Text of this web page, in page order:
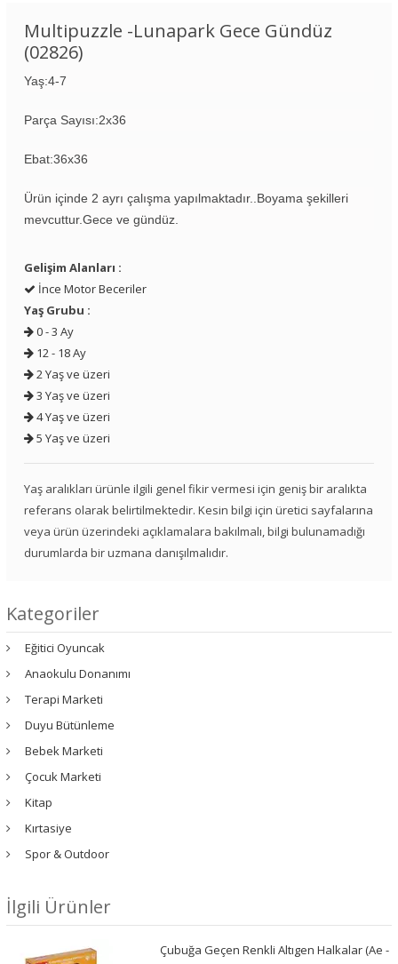
Multipuzzle -Lunapark Gece Gündüz
(02826)
Yaş:4-7
Parça Sayısı:2x36
Ebat:36x36
Ürün içinde 2 ayrı çalışma yapılmaktadır..Boyama şekilleri
mevcuttur.Gece ve gündüz.
Gelişim Alanları :
İnce Motor Beceriler
Yaş Grubu :
0 - 3 Ay
12 - 18 Ay
2 Yaş ve üzeri
3 Yaş ve üzeri
4 Yaş ve üzeri
5 Yaş ve üzeri
Yaş aralıkları ürünle ilgili genel fikir vermesi için geniş bir aralıkta
referans olarak belirtilmektedir. Kesin bilgi için üretici sayfalarına
veya ürün üzerindeki açıklamalara bakılmalı, bilgi bulunamadığı
durumlarda bir uzmana danışılmalıdır.
Kategoriler
Eğitici Oyuncak
Anaokulu Donanımı
Terapi Marketi
Duyu Bütünleme
Bebek Marketi
Çocuk Marketi
Kitap
Kırtasiye
Spor & Outdoor
İlgili Ürünler
Çubuğa Geçen Renkli Altıgen Halkalar (Ae -